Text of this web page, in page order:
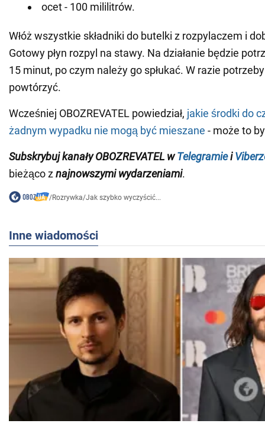
ocet - 100 mililitrów.
Włóż wszystkie składniki do butelki z rozpylaczem i
Gotowy płyn rozpyl na stawy. Na działanie będzie
15 minut, po czym należy go spłukać. W razie
powtórzyć.
Wcześniej OBOZREVATEL powiedział, jakie środki do
żadnym wypadku nie mogą być mieszane - może to
Subskrybuj kanały OBOZREVATEL w Telegramiei
bieżąco znajnowszymi wydarzeniami.
/Rozrywka/Jak szybko wyczyścić...
Inne wiadomości